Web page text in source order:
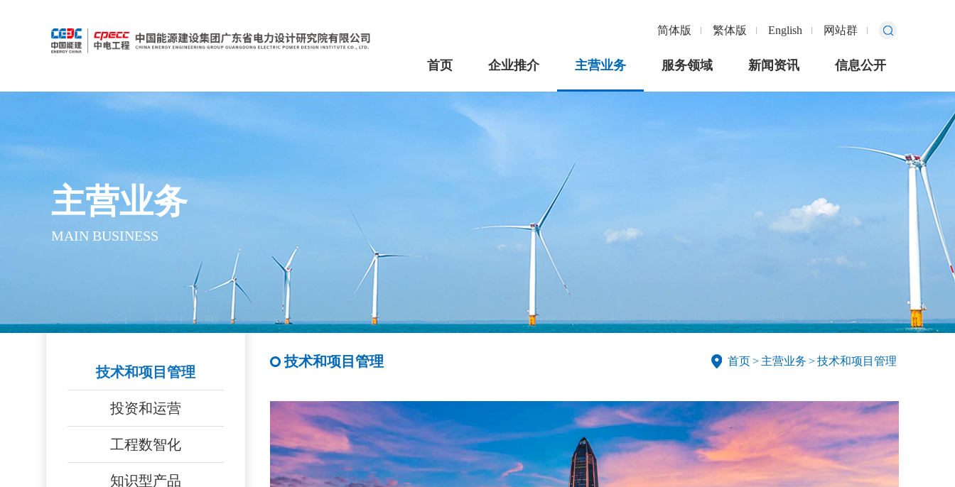
简体版 繁体版 English 网站群
首页 企业推介 主营业务 服务领域 新闻资讯 信息公开
主营业务
MAIN BUSINESS
技术和项目管理
投资和运营
工程数智化
知识型产品
技术和项目管理 首页 > 主营业务 > 技术和项目管理